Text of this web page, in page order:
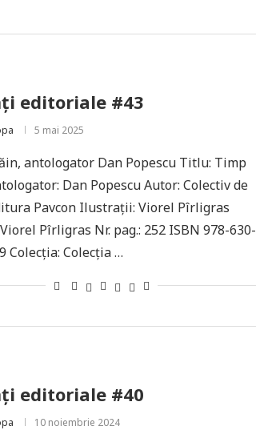
editoriale #43
5 mai 2025
antologator Dan Popescu Titlu: Timp
Dan Popescu Autor: Colectiv de
Pavcon Ilustrații: Viorel Pîrligras
Pîrligras Nr. pag.: 252 ISBN 978-630-
Colecția: Colecția …
editoriale #40
10 noiembrie 2024